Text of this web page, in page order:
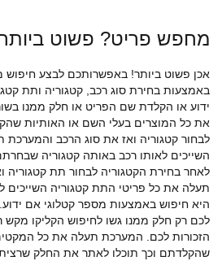
מחפש פריט? פשוט
אכן פשוט ביותר! באפשרותכם לבצע חיפוש
באמצעות בחירת סוג רכב, קטגוריה ותת
ידוע או הקלדת שם הפריט או חלק ממנו
את כל המוצרים בעלי השם או האותיות
לבחור קטגוריה ואז את סוג הרכב
השייכים לאותו רכב באותה קטגוריה
לאחר בחירת הקטגוריה לבחור תת קטגוריה
תעלה את כל פריטי התת קטגוריה השייכים
היא חיפוש באמצעות מספר קטלוגי אם
לכם רק חלק ממנו גשו לחיפוש הקליקו מקש
הזכורות לכם. המערכת תעלה את כל
שהקלדתם וכך תוכלו לאתר את החלק